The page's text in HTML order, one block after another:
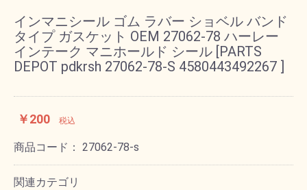
インマニシール ゴム ラバー ショベル バンド
タイプ ガスケット OEM 27062-78 ハーレー
インテーク マニホールド シール [PARTS
DEPOT pdkrsh 27062-78-S 4580443492267 ]
￥200 税込
商品コード： 27062-78-s
関連カテゴリ